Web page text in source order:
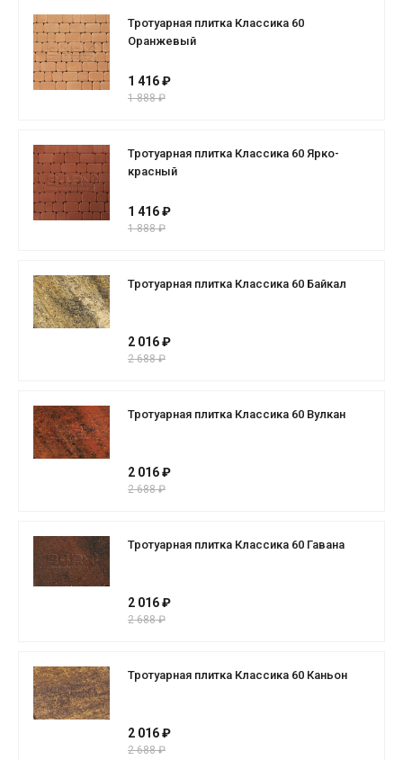
Тротуарная плитка Классика 60
Оранжевый
1 416 ₽
1 888 ₽
Тротуарная плитка Классика 60 Ярко-
красный
1 416 ₽
1 888 ₽
Тротуарная плитка Классика 60 Байкал
2 016 ₽
2 688 ₽
Тротуарная плитка Классика 60 Вулкан
2 016 ₽
2 688 ₽
Тротуарная плитка Классика 60 Гавана
2 016 ₽
2 688 ₽
Тротуарная плитка Классика 60 Каньон
2 016 ₽
2 688 ₽